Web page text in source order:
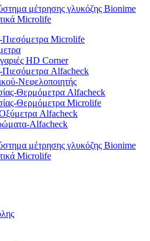
μέτρησης γλυκόζης Bionime
Microlife
Πιεσόμετρα Microlife
HD Corner
Πιεσόμετρα Alfacheck
Νεφελοποιητής
Θερμόμετρα Alfacheck
Θερμόμετρα Microlife
Alfacheck
Alfacheck
μέτρησης γλυκόζης Bionime
Microlife